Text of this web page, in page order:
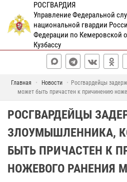
РОСГВАРДИЯ
Управление Федеральной
национальной гвардии
Федерации по Кемеровской
Кузбассу
Главная Новости
Росгвардейцы
может быть причастен к причинению
РОСГВАРДЕЙЦЫ
ЗЛОУМЫШЛЕННИКА,
БЫТЬ ПРИЧАСТЕН К
НОЖЕВОГО РАНЕНИЯ